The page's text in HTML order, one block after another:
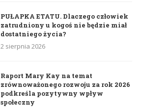
PUŁAPKA ETATU. Dlaczego człowiek
zatrudniony u kogoś nie będzie miał
dostatniego życia?
2 sierpnia 2026
Raport Mary Kay na temat
zrównoważonego rozwoju za rok 2026
podkreśla pozytywny wpływ
społeczny